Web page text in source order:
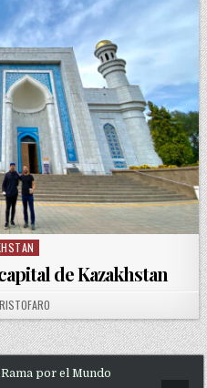
in
de Kazakhstan
por el Mundo